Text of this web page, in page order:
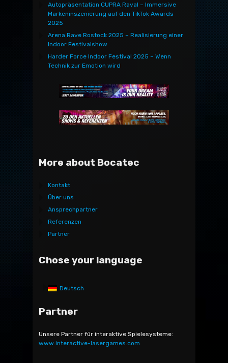
Autopräsentation CUPRA Raval – Immersive
Markeninszenierung auf den TikTok Awards
2025
Arena Rave Rostock 2025 – Realisierung einer
Indoor Festivalshow
Harder Force Indoor Festival 2025 – Wenn
Technik zur Emotion wird
More about Bocatec
Kontakt
Über uns
Ansprechpartner
Referenzen
Partner
Chose your language
Deutsch
Partner
Unsere Partner für interaktive Spielesysteme:
www.interactive-lasergames.com